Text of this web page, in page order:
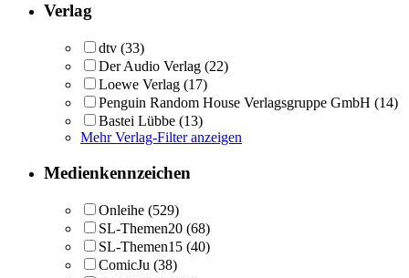
Verlag
dtv (33)
Der Audio Verlag (22)
Loewe Verlag (17)
Penguin Random House Verlagsgruppe GmbH (14)
Bastei Lübbe (13)
Mehr Verlag-Filter anzeigen
Medienkennzeichen
Onleihe (529)
SL-Themen20 (68)
SL-Themen15 (40)
ComicJu (38)